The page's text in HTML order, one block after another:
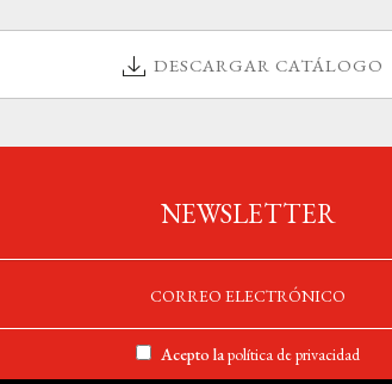
DESCARGAR CATÁLOGO
NEWSLETTER
Acepto lapolítica de privacidad